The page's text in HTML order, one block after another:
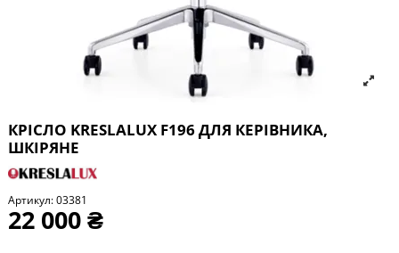
КРІСЛО KRESLALUX F196 ДЛЯ КЕРІВНИКА,
ШКІРЯНЕ
Артикул:03381
22 000 ₴